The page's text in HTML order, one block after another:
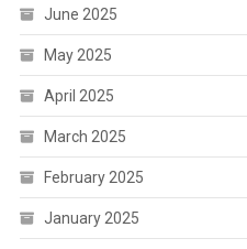
June 2025
May 2025
April 2025
March 2025
February 2025
January 2025